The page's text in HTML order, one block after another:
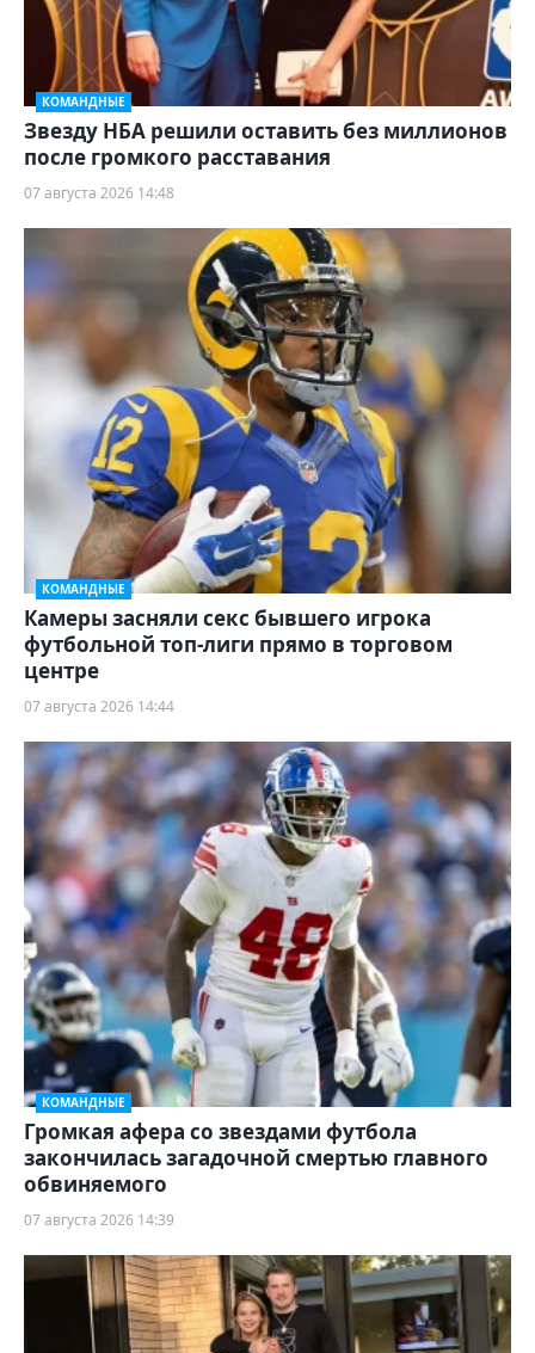
КОМАНДНЫЕ
Звезду НБА решили оставить без миллионов
после громкого расставания
07 августа 2026 14:48
КОМАНДНЫЕ
Камеры засняли секс бывшего игрока
футбольной топ-лиги прямо в торговом
центре
07 августа 2026 14:44
КОМАНДНЫЕ
Громкая афера со звездами футбола
закончилась загадочной смертью главного
обвиняемого
07 августа 2026 14:39